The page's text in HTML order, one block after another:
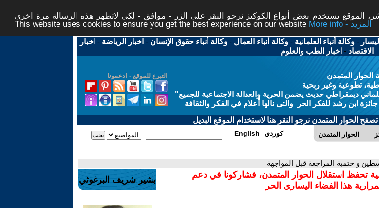
الموقع يستخدم بعض أنواع الكوكيز نرجو النقر على الزر - موافق - لكي لاتظهر هذه الرسالة مرة اخرى -
This website uses cookies to ensure you get the best experience on our website
More info - المزيد
-وكالة أنباء العلمانية -وكالة أنباء العمال -وكالة أنباء حقوق الإنسان - اخبار الرياضة - اخبار
الاقتصاد - اخبار الطب والعلوم
التبرع للموقع - ادعمونا
المتمدن
تطوعية وغير ربحية
ديمقراطي حديث يضمن الحرية والعدالة الاجتماعية للجميع"
ابن رشد للفكر الحر والتى نالها أعلام في الفكر والثقافة
الحوار المتمدن نرجو النقر هنا لاستخدام الموقع البديل
الحوار المتمدن English كوردي
و حتمية المراجعة قبل المواجهة
تحفظ استقلال الحوار المتمدن، فشاركونا في دعم
هذا الفضاء اليساري الحر
بشير شريف البرغوثي